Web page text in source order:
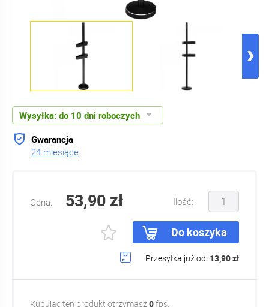
Wysyłka: do 10 dni roboczych
Gwarancja
24 miesiące
Cena: 53,90 zł Ilość:
Do koszyka
Przesyłka już od: 13,90 zł
Kupując ten produkt otrzymasz0fps.